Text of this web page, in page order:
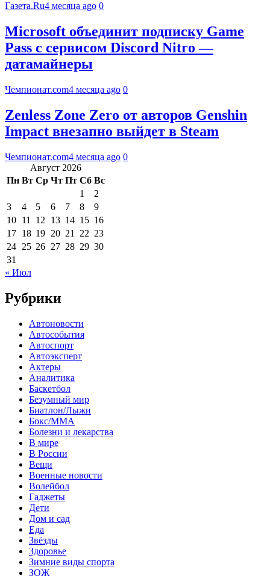
Газета.Ru4 месяца ago 0
Microsoft объединит подписку Game
Pass с сервисом Discord Nitro —
датамайнеры
Чемпионат.com4 месяца ago 0
Zenless Zone Zero от авторов Genshin
Impact внезапно выйдет в Steam
Чемпионат.com4 месяца ago 0
Август 2026
Пн Вт Ср Чт Пт Сб Вс
1
2
3
4 5 6 7 8
9
10 11 12 13 14 15 16
17 18 19 20 21 22 23
24 25 26 27 28 29 30
31
« Июл
Рубрики
Автоновости
Автособытия
Автоспорт
Автоэксперт
Актеры
Аналитика
Баскетбол
Безумный мир
Биатлон/Лыжи
Бокс/MMA
Болезни и лекарства
В мире
В России
Вещи
Военные новости
Волейбол
Гаджеты
Дети
Дом и сад
Еда
Звёзды
Здоровье
Зимние виды спорта
ЗОЖ